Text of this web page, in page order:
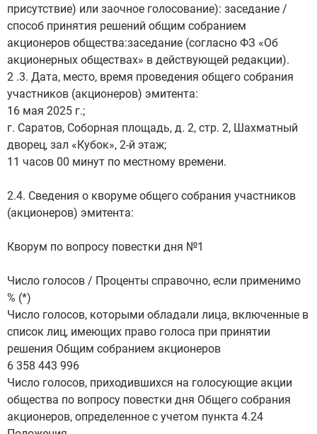
присутствие) или заочное голосование): заседание /
способ принятия решений общим собранием
акционеров общества:заседание (согласно ФЗ «Об
акционерных обществах» в действующей редакции).
2 .3. Дата, место, время проведения общего собрания
участников (акционеров) эмитента:
16 мая 2025 г.;
г. Саратов, Соборная площадь, д. 2, стр. 2, Шахматный
дворец, зал «Кубок», 2-й этаж;
11 часов 00 минут по местному времени.
2.4. Сведения о кворуме общего собрания участников
(акционеров) эмитента:
Кворум по вопросу повестки дня №1
Число голосов / Проценты справочно, если применимо
% (*)
Число голосов, которыми обладали лица, включенные в
список лиц, имеющих право голоса при принятии
решения Общим собранием акционеров
6 358 443 996
Число голосов, приходившихся на голосующие акции
общества по вопросу повестки дня Общего собрания
акционеров, определенное с учетом пункта 4.24